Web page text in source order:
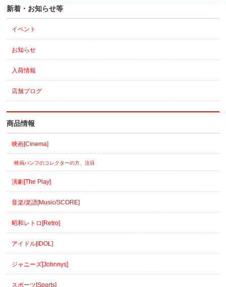
新着・お知らせ等
イベント
お知らせ
入荷情報
店舗ブログ
商品情報
映画[Cinema]
映画パンフのコレクターの方、注目
演劇[The Play]
音楽/楽譜[Music/SCORE]
昭和レトロ[Retro]
アイドル[IDOL]
ジャニーズ[Johnnys]
スポーツ[Sports]